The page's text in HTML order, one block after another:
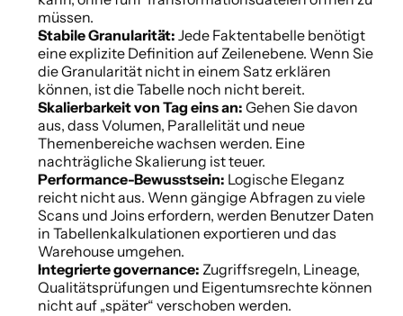
müssen.
Stabile Granularität: Jede Faktentabelle benötigt
eine explizite Definition auf Zeilenebene. Wenn Sie
die Granularität nicht in einem Satz erklären
können, ist die Tabelle noch nicht bereit.
Skalierbarkeit von Tag eins an: Gehen Sie davon
aus, dass Volumen, Parallelität und neue
Themenbereiche wachsen werden. Eine
nachträgliche Skalierung ist teuer.
Performance-Bewusstsein: Logische Eleganz
reicht nicht aus. Wenn gängige Abfragen zu viele
Scans und Joins erfordern, werden Benutzer Daten
in Tabellenkalkulationen exportieren und das
Warehouse umgehen.
Integrierte governance: Zugriffsregeln, Lineage,
Qualitätsprüfungen und Eigentumsrechte können
nicht auf „später“ verschoben werden.